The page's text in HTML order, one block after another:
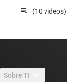
(10 videos)
Sobre TI